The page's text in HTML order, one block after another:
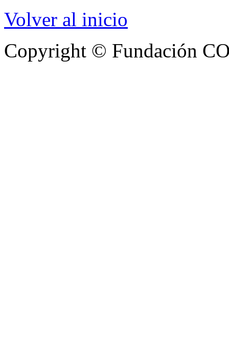
Volver al inicio
Copyright © Fundación